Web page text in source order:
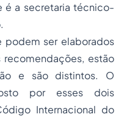
é a secretaria técnico-
podem ser elaborados
recomendações, estão
e são distintos. O
por esses dois
Internacional do